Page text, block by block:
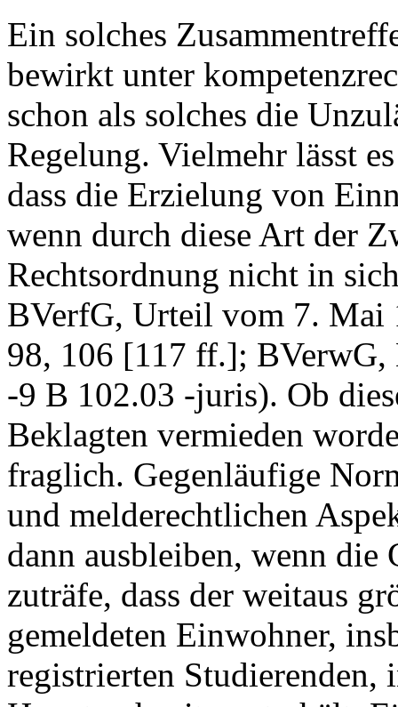
Ein solches
bewirkt unter
schon als solches die
Regelung. Vielmehr lässt
dass die Erzielung von
wenn durch diese Art der
Rechtsordnung nicht in
BVerfG, Urteil vom 7. Mai
98, 106 [117 ff.]; BVerwG,
-9 B 102.03 -juris). Ob
Beklagten vermieden
fraglich. Gegenläufige
und melderechtlichen
dann ausbleiben, wenn die
zuträfe, dass der weitaus
gemeldeten Einwohner,
registrierten Studierenden,